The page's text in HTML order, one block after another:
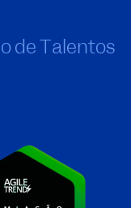
de Talentos